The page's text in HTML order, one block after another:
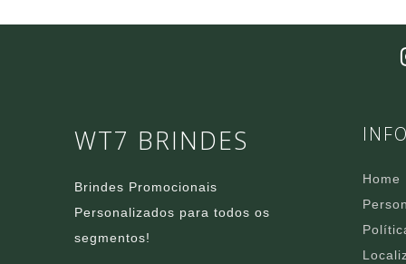
WT7 BRINDES
Brindes Promocionais
Personalizados para todos os
segmentos!
Home